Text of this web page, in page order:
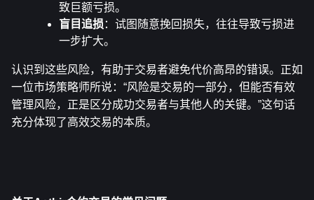
致巨额亏损。
盲目追损 ：试图随意挽回损失，往往导致亏损进
一步扩大。
认识到这些风险，有助于交易者避免代价高昂的错误。正如
一位市场策略师所说：“风险是交易的一部分，但能否有效
管理风险，正是区分成功交易者与其他人的关键。”这句话
充分体现了高效交易的本质。